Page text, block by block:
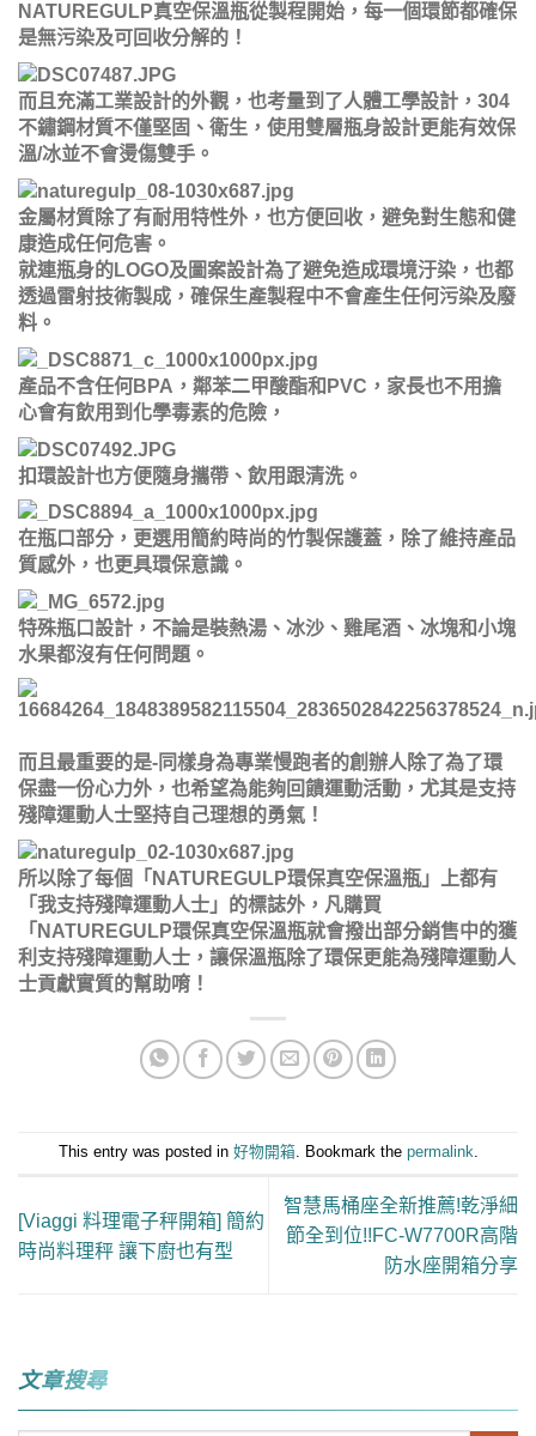
NATUREGULP真空保溫瓶從製程開始，每一個環節都確保
是無污染及可回收分解的！
而且充滿工業設計的外觀，也考量到了人體工學設計，304
不鏽鋼材質不僅堅固、衛生，使用雙層瓶身設計更能有效保
溫/冰並不會燙傷雙手。
金屬材質除了有耐用特性外，也方便回收，避免對生態和健
康造成任何危害。
就連瓶身的LOGO及圖案設計為了避免造成環境汙染，也都
透過雷射技術製成，確保生產製程中不會產生任何污染及廢
料。
產品不含任何BPA，鄰苯二甲酸酯和PVC，家長也不用擔
心會有飲用到化學毒素的危險，
扣環設計也方便隨身攜帶、飲用跟清洗。
在瓶口部分，更選用簡約時尚的竹製保護蓋，除了維持產品
質感外，也更具環保意識。
特殊瓶口設計，不論是裝熱湯、冰沙、雞尾酒、冰塊和小塊
水果都沒有任何問題。
而且最重要的是-同樣身為專業慢跑者的創辦人除了為了環
保盡一份心力外，也希望為能夠回饋運動活動，尤其是支持
殘障運動人士堅持自己理想的勇氣！
所以除了每個「NATUREGULP環保真空保溫瓶」上都有
「我支持殘障運動人士」的標誌外，凡購買
「NATUREGULP環保真空保溫瓶就會撥出部分銷售中的獲
利支持殘障運動人士，讓保溫瓶除了環保更能為殘障運動人
士貢獻實質的幫助唷！
This entry was posted in 好物開箱. Bookmark the permalink.
[Viaggi 料理電子秤開箱] 簡約
時尚料理秤 讓下廚也有型
智慧馬桶座全新推薦!乾淨細
節全到位!!FC-W7700R高階
防水座開箱分享
文章搜尋